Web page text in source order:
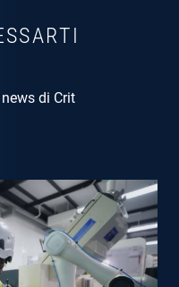
di Crit